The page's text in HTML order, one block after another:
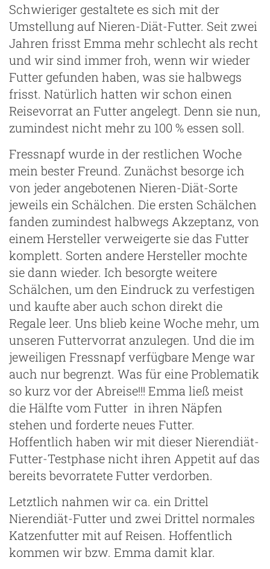
Schwieriger gestaltete es sich mit der
Umstellung auf Nieren-Diät-Futter. Seit zwei
Jahren frisst Emma mehr schlecht als recht
und wir sind immer froh, wenn wir wieder
Futter gefunden haben, was sie halbwegs
frisst. Natürlich hatten wir schon einen
Reisevorrat an Futter angelegt. Denn sie nun,
zumindest nicht mehr zu 100 % essen soll.
Fressnapf wurde in der restlichen Woche
mein bester Freund. Zunächst besorge ich
von jeder angebotenen Nieren-Diät-Sorte
jeweils ein Schälchen. Die ersten Schälchen
fanden zumindest halbwegs Akzeptanz, von
einem Hersteller verweigerte sie das Futter
komplett. Sorten andere Hersteller mochte
sie dann wieder. Ich besorgte weitere
Schälchen, um den Eindruck zu verfestigen
und kaufte aber auch schon direkt die
Regale leer. Uns blieb keine Woche mehr, um
unseren Futtervorrat anzulegen. Und die im
jeweiligen Fressnapf verfügbare Menge war
auch nur begrenzt. Was für eine Problematik
so kurz vor der Abreise!!! Emma ließ meist
die Hälfte vom Futter in ihren Näpfen
stehen und forderte neues Futter.
Hoffentlich haben wir mit dieser Nierendiät-
Futter-Testphase nicht ihren Appetit auf das
bereits bevorratete Futter verdorben.
Letztlich nahmen wir ca. ein Drittel
Nierendiät-Futter und zwei Drittel normales
Katzenfutter mit auf Reisen. Hoffentlich
kommen wir bzw. Emma damit klar.